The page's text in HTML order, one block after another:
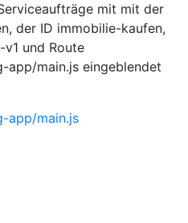
mit mit der
der ID immobilie-kaufen,
und Route
app/main.js eingeblendet
app/main.js